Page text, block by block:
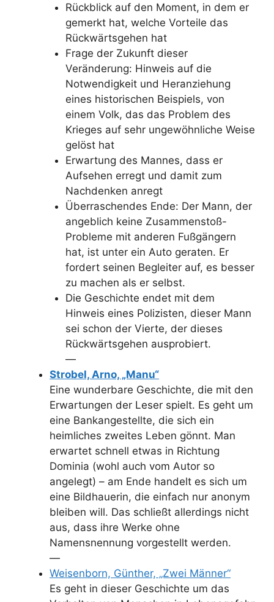
Rückblick auf den Moment, in dem er
gemerkt hat, welche Vorteile das
Rückwärtsgehen hat
Frage der Zukunft dieser
Veränderung: Hinweis auf die
Notwendigkeit und Heranziehung
eines historischen Beispiels, von
einem Volk, das das Problem des
Krieges auf sehr ungewöhnliche Weise
gelöst hat
Erwartung des Mannes, dass er
Aufsehen erregt und damit zum
Nachdenken anregt
Überraschendes Ende: Der Mann, der
angeblich keine Zusammenstoß-
Probleme mit anderen Fußgängern
hat, ist unter ein Auto geraten. Er
fordert seinen Begleiter auf, es besser
zu machen als er selbst.
Die Geschichte endet mit dem
Hinweis eines Polizisten, dieser Mann
sei schon der Vierte, der dieses
Rückwärtsgehen ausprobiert.
—
Strobel, Arno, „Manu“
Eine wunderbare Geschichte, die mit den
Erwartungen der Leser spielt. Es geht um
eine Bankangestellte, die sich ein
heimliches zweites Leben gönnt. Man
erwartet schnell etwas in Richtung
Dominia (wohl auch vom Autor so
angelegt) – am Ende handelt es sich um
eine Bildhauerin, die einfach nur anonym
bleiben will. Das schließt allerdings nicht
aus, dass ihre Werke ohne
Namensnennung vorgestellt werden.
—
Weisenborn, Günther, „Zwei Männer“
Es geht in dieser Geschichte um das